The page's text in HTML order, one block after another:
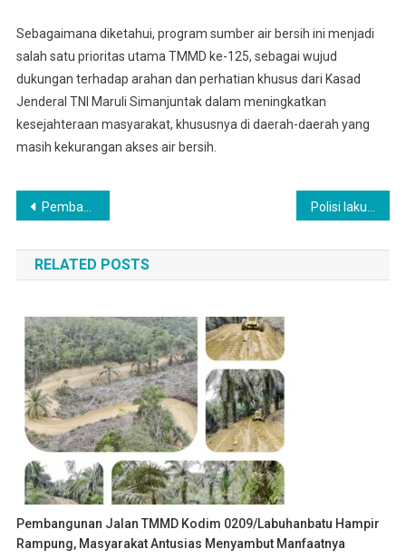
Sebagaimana diketahui, program sumber air bersih ini menjadi
salah satu prioritas utama TMMD ke-125, sebagai wujud
dukungan terhadap arahan dan perhatian khusus dari Kasad
Jenderal TNI Maruli Simanjuntak dalam meningkatkan
kesejahteraan masyarakat, khususnya di daerah-daerah yang
masih kekurangan akses air bersih.
Navigasi
pos
Pembagian bantuan beras Raskin di kec.Siabu kab Madina lakukan 2 titik Polisi lakukan autopsi Jasad Diva Febriani Yang terkubur di lahan sawit masyarakat Desa Taluk Natal
RELATED POSTS
Pembangunan Jalan TMMD Kodim 0209/Labuhanbatu Hampir
Rampung, Masyarakat Antusias Menyambut Manfaatnya